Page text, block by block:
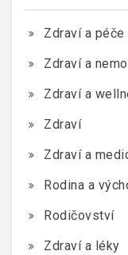
Zdraví a
Zdraví a
Zdraví a
Zdraví
Zdraví a
Rodina a
Rodičovství
Zdraví a léky